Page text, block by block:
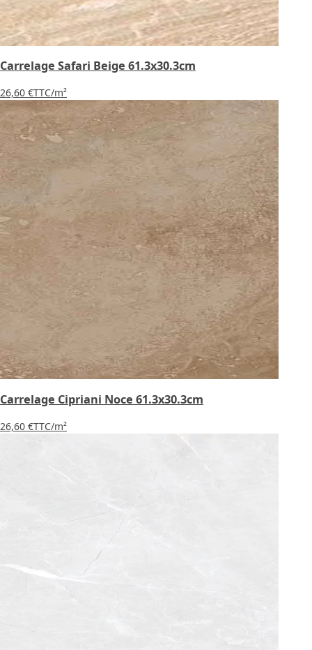
Carrelage Safari Beige 61.3x30.3cm
26,60 €TTC/m²
Carrelage Cipriani Noce 61.3x30.3cm
26,60 €TTC/m²